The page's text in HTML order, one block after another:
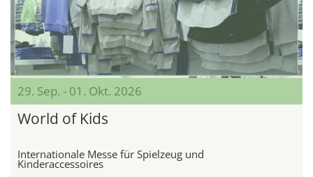
29. Sep. - 01. Okt. 2026
World of Kids
Internationale Messe für Spielzeug und
Kinderaccessoires